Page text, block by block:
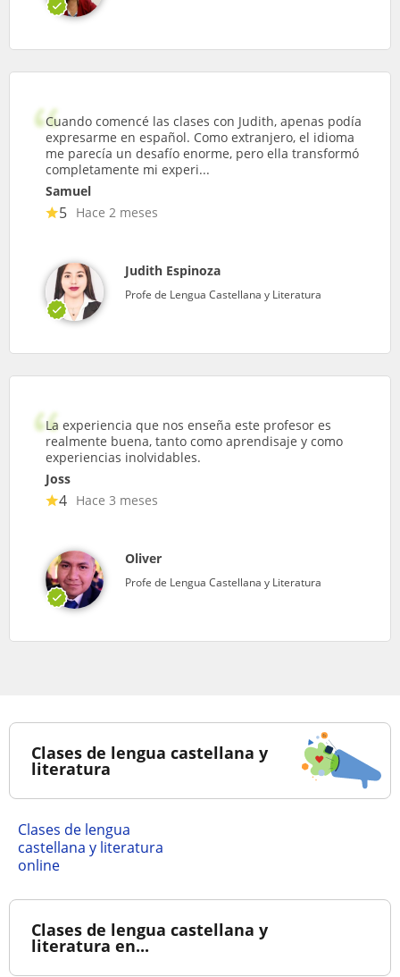
Cuando comencé las clases con Judith, apenas podía
expresarme en español. Como extranjero, el idioma
me parecía un desafío enorme, pero ella transformó
completamente mi experi...
Samuel
5 Hace 2 meses
Judith Espinoza
Profe de Lengua Castellana y Literatura
La experiencia que nos enseña este profesor es
realmente buena, tanto como aprendisaje y como
experiencias inolvidables.
Joss
4 Hace 3 meses
Oliver
Profe de Lengua Castellana y Literatura
Clases de lengua castellana y
literatura
Clases de lengua
castellana y literatura
online
Clases de lengua castellana y
literatura en...